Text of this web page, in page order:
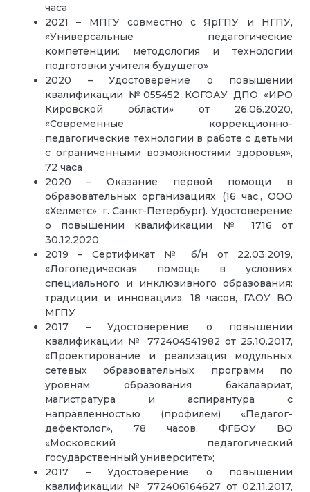
часа
2021 – МПГУ совместно с ЯрГПУ и НГПУ,
«Универсальные педагогические
компетенции: методология и технологии
подготовки учителя будущего»
2020 – Удостоверение о повышении
квалификации №055452 КОГОАУ ДПО «ИРО
Кировской области» от 26.06.2020,
«Современные коррекционно-
педагогические технологии в работе с детьми
с ограниченными возможностями здоровья»,
72 часа
2020 – Оказание первой помощи в
образовательных организациях (16 час., ООО
«Хелметс», г. Санкт-Петербург). Удостоверение
о повышении квалификации № 1716 от
30.12.2020
2019 – Сертификат № б/н от 22.03.2019,
«Логопедическая помощь в условиях
специального и инклюзивного образования:
традиции и инновации», 18 часов, ГАОУ ВО
МГПУ
2017 – Удостоверение о повышении
квалификации № 772404541982 от 25.10.2017,
«Проектирование и реализация модульных
сетевых образовательных программ по
уровням образования бакалавриат,
магистратура и аспирантура с
направленностью (профилем) «Педагог-
дефектолог», 78 часов, ФГБОУ ВО
«Московский педагогический
государственный университет»;
2017 – Удостоверение о повышении
квалификации № 772406164627 от 02.11.2017,